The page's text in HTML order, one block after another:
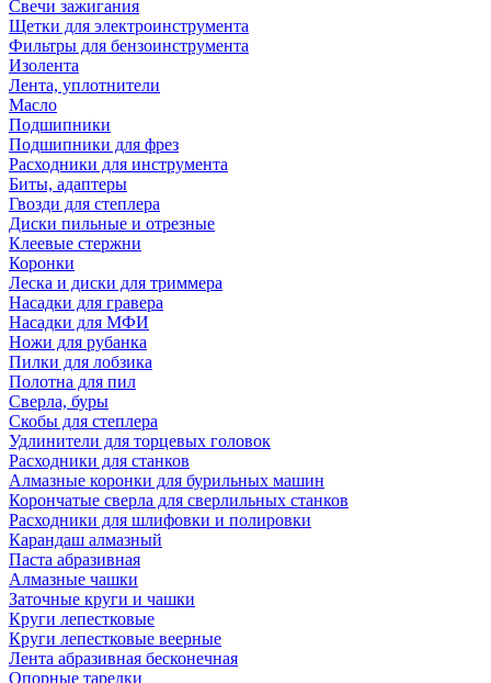
Свечи зажигания
Щетки для электроинструмента
Фильтры для бензоинструмента
Изолента
Лента, уплотнители
Масло
Подшипники
Подшипники для фрез
Расходники для инструмента
Биты, адаптеры
Гвозди для степлера
Диски пильные и отрезные
Клеевые стержни
Коронки
Леска и диски для триммера
Насадки для гравера
Насадки для МФИ
Ножи для рубанка
Пилки для лобзика
Полотна для пил
Сверла, буры
Скобы для степлера
Удлинители для торцевых головок
Расходники для станков
Алмазные коронки для бурильных машин
Корончатые сверла для сверлильных станков
Расходники для шлифовки и полировки
Карандаш алмазный
Паста абразивная
Алмазные чашки
Заточные круги и чашки
Круги лепестковые
Круги лепестковые веерные
Лента абразивная бесконечная
Опорные тарелки